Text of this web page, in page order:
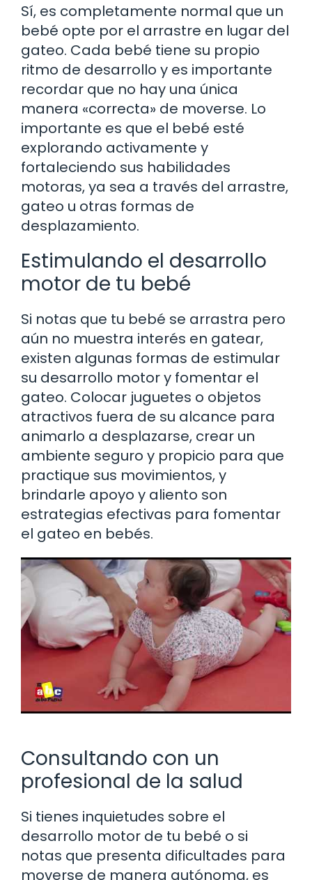
Sí, es completamente normal que un
bebé opte por el arrastre en lugar del
gateo. Cada bebé tiene su propio
ritmo de desarrollo y es importante
recordar que no hay una única
manera «correcta» de moverse. Lo
importante es que el bebé esté
explorando activamente y
fortaleciendo sus habilidades
motoras, ya sea a través del arrastre,
gateo u otras formas de
desplazamiento.
Estimulando el desarrollo
motor de tu bebé
Si notas que tu bebé se arrastra pero
aún no muestra interés en gatear,
existen algunas formas de estimular
su desarrollo motor y fomentar el
gateo. Colocar juguetes o objetos
atractivos fuera de su alcance para
animarlo a desplazarse, crear un
ambiente seguro y propicio para que
practique sus movimientos, y
brindarle apoyo y aliento son
estrategias efectivas para fomentar
el gateo en bebés.
Consultando con un
profesional de la salud
Si tienes inquietudes sobre el
desarrollo motor de tu bebé o si
notas que presenta dificultades para
moverse de manera autónoma, es